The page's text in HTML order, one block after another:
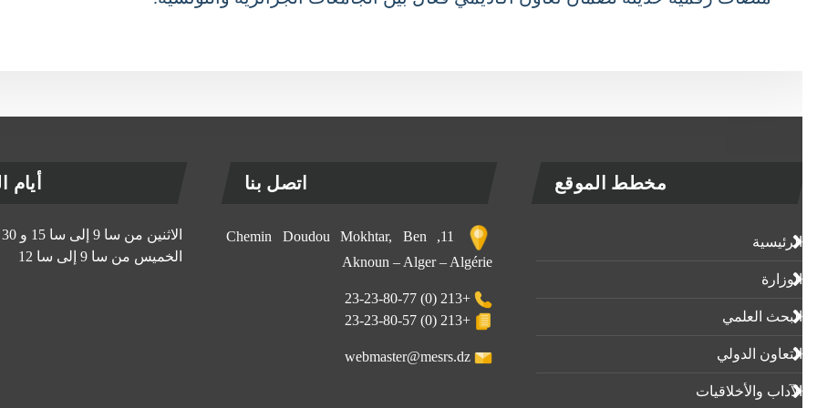
مخطط الموقع
الرئيسية
الوزارة
البحث العلمي
التعاون الدولي
الآداب واﻷخلاقيات
اتصل بنا
11, Chemin Doudou Mokhtar, Ben
Aknoun – Alger – Algérie
+213 (0) 23-23-80-77
+213 (0) 23-23-80-57
webmaster@mesrs.dz
أيام
الاثنين من سا 9 إلى سا 15 و 30 د
الخميس من سا 9 إلى سا 12